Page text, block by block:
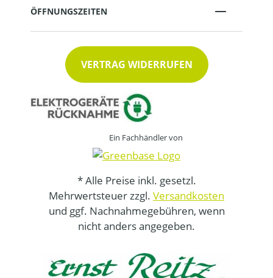
ÖFFNUNGSZEITEN
VERTRAG WIDERRUFEN
Ein Fachhändler von
* Alle Preise inkl. gesetzl.
Mehrwertsteuer zzgl. Versandkosten
und ggf. Nachnahmegebühren, wenn
nicht anders angegeben.